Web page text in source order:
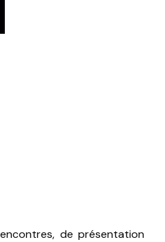
de présentation